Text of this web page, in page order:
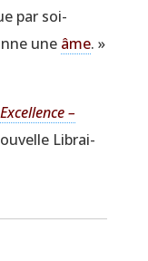
par soi-
une âme. »
–
Librai­